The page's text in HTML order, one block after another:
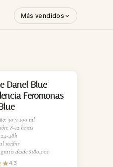
Más vendidos
Danel Blue
Feromonas
50 y 100 ml
8-12 horas
48h
recibir
desde $180.000
4.3